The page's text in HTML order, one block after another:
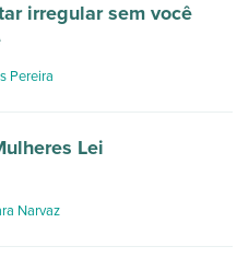
irregular sem você
Pereira
Lei
Narvaz